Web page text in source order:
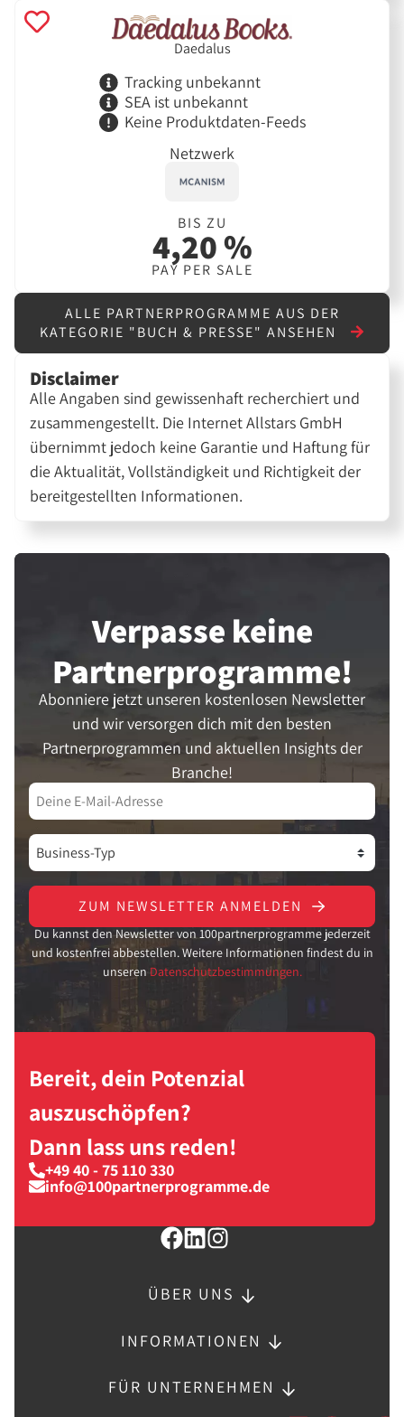
Daedalus
Tracking unbekannt
SEA ist unbekannt
Keine Produktdaten-Feeds
Netzwerk
BIS ZU
4,20 %
PAY PER SALE
ALLE PARTNERPROGRAMME AUS DER
KATEGORIE "BUCH & PRESSE" ANSEHEN
Disclaimer
Alle Angaben sind gewissenhaft recherchiert und
zusammengestellt. Die Internet Allstars GmbH
übernimmt jedoch keine Garantie und Haftung für
die Aktualität, Vollständigkeit und Richtigkeit der
bereitgestellten Informationen.
Verpasse keine
Partner­programme!
Abonniere jetzt unseren kostenlosen Newsletter
und wir versorgen dich mit den besten
Partnerprogrammen und aktuellen Insights der
Branche!
ZUM NEWSLETTER ANMELDEN
Du kannst den Newsletter von 100partnerprogramme jederzeit
und kostenfrei abbestellen. Weitere Informationen findest du in
unseren Datenschutzbestimmungen.
Bereit, dein Potenzial
auszuschöpfen?
Dann lass uns reden!
+49 40 - 75 110 330
info@100partnerprogramme.de
ÜBER UNS
INFORMATIONEN
FÜR UNTERNEHMEN